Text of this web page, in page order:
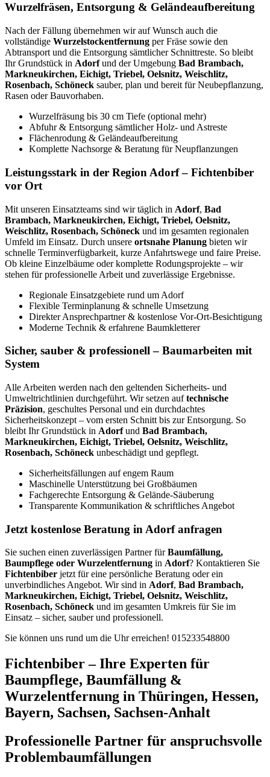
Wurzelfräsen, Entsorgung & Geländeaufbereitung
Nach der Fällung übernehmen wir auf Wunsch auch die
vollständige Wurzelstockentfernung per Fräse sowie den
Abtransport und die Entsorgung sämtlicher Schnittreste. So bleibt
Ihr Grundstück in Adorfund der Umgebung Bad Brambach,
Markneukirchen, Eichigt, Triebel, Oelsnitz, Weischlitz,
Rosenbach, Schöneck sauber, plan und bereit für Neubepflanzung,
Rasen oder Bauvorhaben.
Wurzelfräsung bis 30 cm Tiefe (optional mehr)
Abfuhr & Entsorgung sämtlicher Holz- und Astreste
Flächenrodung & Geländeaufbereitung
Komplette Nachsorge & Beratung für Neupflanzungen
Leistungsstark in der Region Adorf – Fichtenbiber
vor Ort
Mit unseren Einsatzteams sind wir täglich in Adorf, Bad
Brambach, Markneukirchen, Eichigt, Triebel, Oelsnitz,
Weischlitz, Rosenbach, Schöneck und im gesamten regionalen
Umfeld im Einsatz. Durch unsere ortsnahe Planung bieten wir
schnelle Terminverfügbarkeit, kurze Anfahrtswege und faire Preise.
Ob kleine Einzelbäume oder komplette Rodungsprojekte – wir
stehen für professionelle Arbeit und zuverlässige Ergebnisse.
Regionale Einsatzgebiete rund um Adorf
Flexible Terminplanung & schnelle Umsetzung
Direkter Ansprechpartner & kostenlose Vor-Ort-Besichtigung
Moderne Technik & erfahrene Baumkletterer
Sicher, sauber & professionell – Baumarbeiten mit
System
Alle Arbeiten werden nach den geltenden Sicherheits- und
Umweltrichtlinien durchgeführt. Wir setzen auftechnische
Präzision, geschultes Personal und ein durchdachtes
Sicherheitskonzept – vom ersten Schnitt bis zur Entsorgung. So
bleibt Ihr Grundstück in Adorfund Bad Brambach,
Markneukirchen, Eichigt, Triebel, Oelsnitz, Weischlitz,
Rosenbach, Schöneck unbeschädigt und gepflegt.
Sicherheitsfällungen auf engem Raum
Maschinelle Unterstützung bei Großbäumen
Fachgerechte Entsorgung & Gelände-Säuberung
Transparente Kommunikation & schriftliches Angebot
Jetzt kostenlose Beratung in Adorf anfragen
Sie suchen einen zuverlässigen Partner fürBaumfällung,
Baumpflege oder Wurzelentfernung in Adorf? Kontaktieren Sie
Fichtenbiber jetzt für eine persönliche Beratung oder ein
unverbindliches Angebot. Wir sind in Adorf, Bad Brambach,
Markneukirchen, Eichigt, Triebel, Oelsnitz, Weischlitz,
Rosenbach, Schöneck und im gesamten Umkreis für Sie im
Einsatz – sicher, sauber und professionell.
Sie können uns rund um die Uhr erreichen! 015233548800
Fichtenbiber – Ihre Experten für
Baumpflege, Baumfällung &
Wurzelentfernung in Thüringen, Hessen,
Bayern, Sachsen, Sachsen-Anhalt
Professionelle Partner für anspruchsvolle
Problembaumfällungen